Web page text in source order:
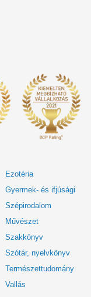
Ezotéria
Gyermek- és ifjúsági
Szépirodalom
Művészet
Szakkönyv
Szótár, nyelvkönyv
Természettudomány
Vallás